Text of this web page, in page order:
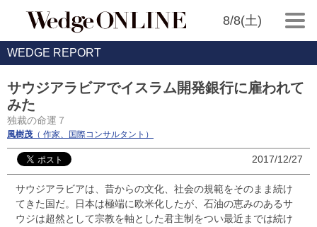
8/8(土)
WEDGE REPORT
サウジアラビアでイスラム開発銀行に雇われて
みた
独裁の命運７
風樹茂 （ 作家、国際コンサルタント）
2017/12/27
サウジアラビアは、昔からの文化、社会の規範をそのまま続け
てきた国だ。日本は極端に欧米化したが、石油の恵みのあるサ
ウジは超然として宗教を軸とした君主制をつい最近までは続け